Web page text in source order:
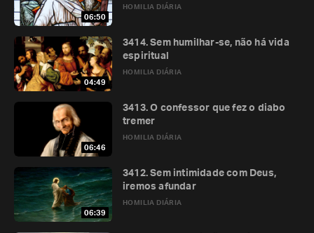
06:50
HOMILIA DIÁRIA
04:49
HOMILIA DIÁRIA
3414. Sem humilhar-se, não há vida
espiritual
06:46
HOMILIA DIÁRIA
3413. O confessor que fez o diabo
tremer
06:39
HOMILIA DIÁRIA
3412. Sem intimidade com Deus,
iremos afundar